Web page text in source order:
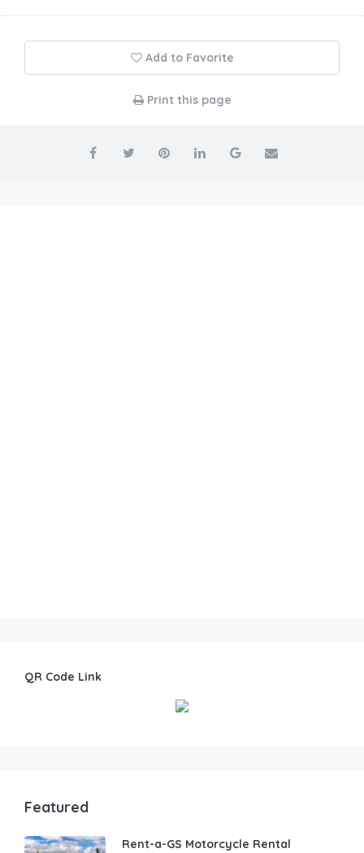
Add to Favorite
Print this page
QR Code Link
Featured
Rent-a-GS Motorcycle Rental